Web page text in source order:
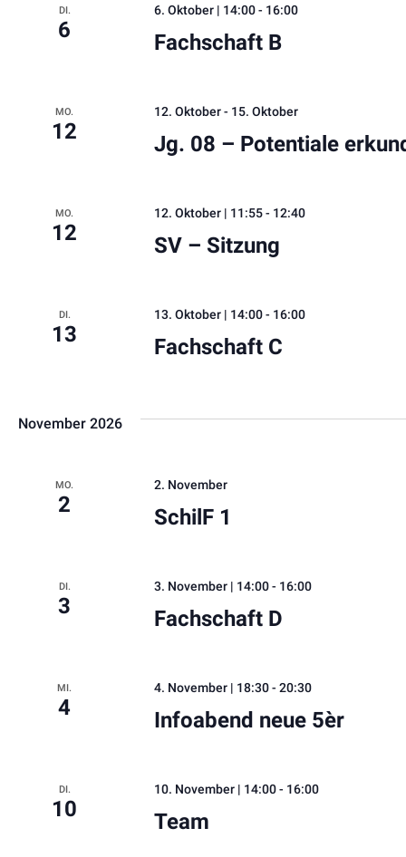
DI.
6 Fachschaft B
6. Oktober | 14:00- 16:00
MO.
12 Jg. 08 – Potentiale
12. Oktober- 15. Oktober
MO.
12 SV – Sitzung
12. Oktober | 11:55- 12:40
DI.
13 Fachschaft C
13. Oktober | 14:00- 16:00
November 2026
MO.
2 SchilF 1
2. November
DI.
3 Fachschaft D
3. November | 14:00- 16:00
MI.
4 Infoabend neue 5èr
4. November | 18:30-20:30
DI.
10 Team
10. November | 14:00- 16:00